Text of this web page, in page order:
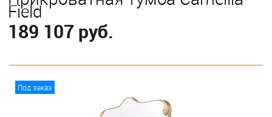
Field
189 107 руб.
Под заказ